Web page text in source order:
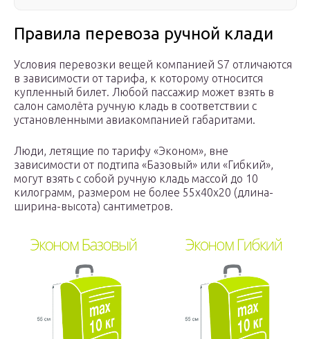
Правила перевоза ручной клади
Условия перевозки вещей компанией S7 отличаются
в зависимости от тарифа, к которому относится
купленный билет. Любой пассажир может взять в
салон самолёта ручную кладь в соответствии с
установленными авиакомпанией габаритами.
Люди, летящие по тарифу «Эконом», вне
зависимости от подтипа «Базовый» или «Гибкий»,
могут взять с собой ручную кладь массой до 10
килограмм, размером не более 55х40х20 (длина-
ширина-высота) сантиметров.